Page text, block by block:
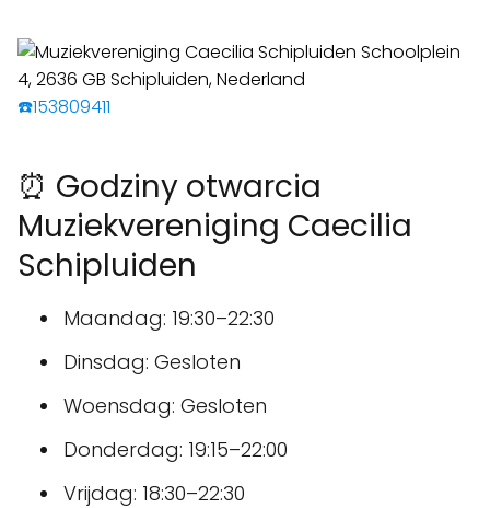
☎️153809411
⏰ Godziny otwarcia
Muziekvereniging Caecilia
Schipluiden
Maandag: 19:30–22:30
Dinsdag: Gesloten
Woensdag: Gesloten
Donderdag: 19:15–22:00
Vrijdag: 18:30–22:30